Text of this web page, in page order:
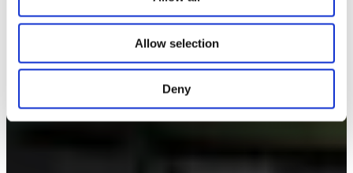
Allow selection
Deny